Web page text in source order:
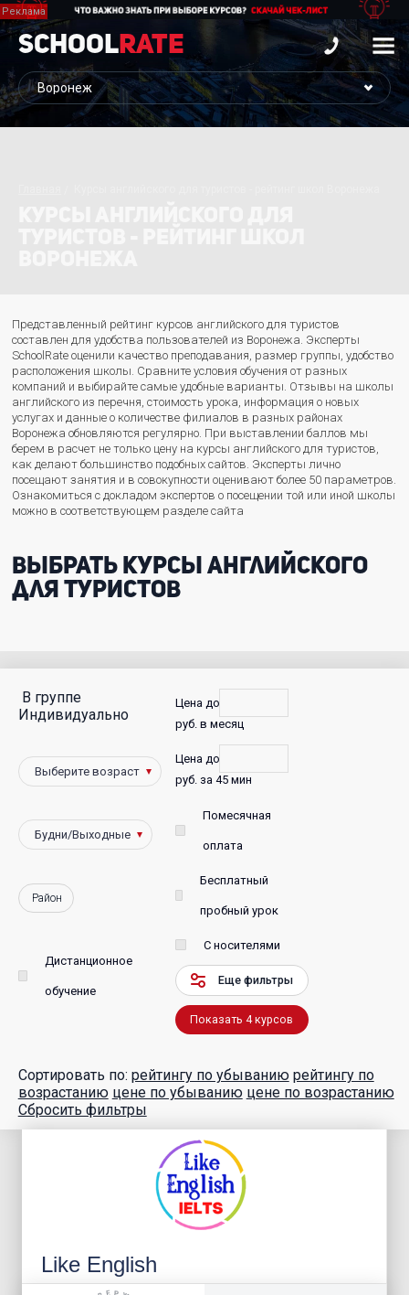
School Rate
Представленный рейтинг курсов английского для туристов
составлен для удобства пользователей из Воронежа. Эксперты
SchoolRate оценили качество преподавания, размер группы, удобство
расположения школы. Сравните условия обучения от разных
компаний и выбирайте самые удобные варианты. Отзывы на школы
английского из перечня, стоимость урока, информация о новых
услугах и данные о количестве филиалов в разных районах
Воронежа обновляются регулярно. При выставлении баллов мы
берем в расчет не только цену на курсы английского для туристов,
как делают большинство подобных сайтов. Эксперты лично
посещают занятия и в совокупности оценивают более 50 параметров.
Ознакомиться с докладом экспертов о посещении той или иной школы
можно в соответствующем разделе сайта
Выбрать курсы английского
для туристов
В группе
Индивидуально
Район
Дистанционное
обучение
Цена до
руб. в месяц
Цена до
руб. за 45 мин
Помесячная
оплата
Бесплатный
пробный урок
С носителями
Еще фильтры
Показать 4курсов
С
Победители
Сортировать по: рейтингу по убыванию рейтингу по
возрастанию цене по убыванию цене по возрастанию
Сбросить фильтры
Like English